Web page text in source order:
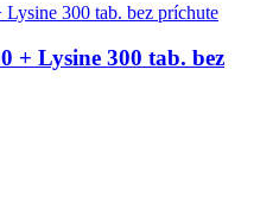
+ Lysine 300 tab. bez